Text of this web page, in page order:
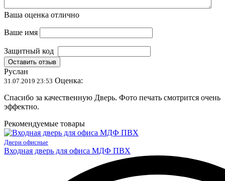
Ваша оценка отлично
Ваше имя
Защитный код
Оставить отзыв
Руслан
31.07.2019 23:53 Оценка:
Спасибо за качественную Дверь. Фото печать смотрится очень
эффектно.
Рекомендуемые товары
Двери офисные
Входная дверь для офиса МДФ ПВХ